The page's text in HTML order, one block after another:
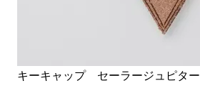
キーキャップ セーラージュピター